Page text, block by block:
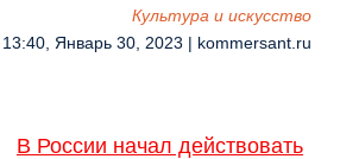
Культура и искусство
13:40, Январь 30, 2023 | kommersant.ru
В России начал действовать